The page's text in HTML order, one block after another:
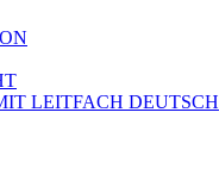
LEITFACH DEUTSCH